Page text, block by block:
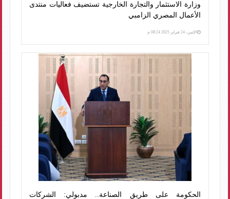
وزارة الاستثمار والتجارة الخارجية تستضيف فعاليات منتدى
الأعمال المصري الزامبي
الإثنين، 24 فبراير 2025 08:24 م
الحكومة على طريق الصناعة.. مدبولي: الشركات